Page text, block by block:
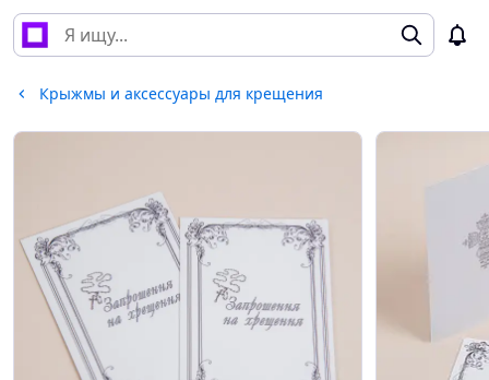
Крыжмы и аксессуары для крещения